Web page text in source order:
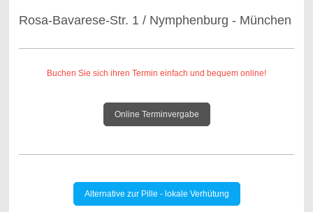
Rosa-Bavarese-Str. 1 / Nymphenburg - München
Buchen Sie sich ihren Termin einfach und bequem online!
Online Terminvergabe
Alternative zur Pille - lokale Verhütung